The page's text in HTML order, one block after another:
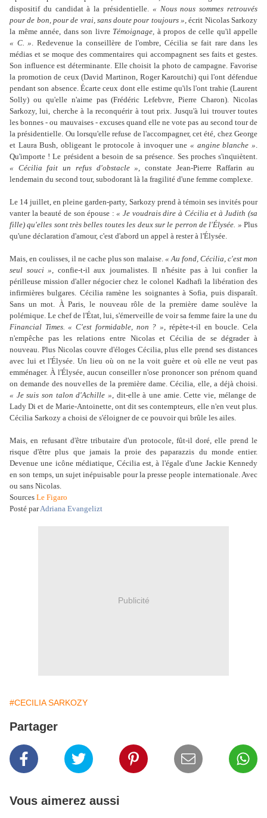
dispositif du candidat à la présidentielle. « Nous nous sommes retrouvés
pour de bon, pour de vrai, sans doute pour toujours », écrit Nicolas Sarkozy
la même année, dans son livre Témoignage, à propos de celle qu'il appelle
« C. » . Redevenue la conseillère de l'ombre, Cécilia se fait rare dans les
médias et se moque des commentaires qui accompagnent ses faits et gestes.
Son influence est déterminante. Elle choisit la photo de campagne. Favorise
la promotion de ceux (David Martinon, Roger Karoutchi) qui l'ont défendue
pendant son absence. Écarte ceux dont elle estime qu'ils l'ont trahie (Laurent
Solly) ou qu'elle n'aime pas (Frédéric Lefebvre, Pierre Charon). Nicolas
Sarkozy, lui, cherche à la reconquérir à tout prix. Jusqu'à lui trouver toutes
les bonnes - ou mauvaises - excuses quand elle ne vote pas au second tour de
la présidentielle. Ou lorsqu'elle refuse de l'accompagner, cet été, chez George
et Laura Bush, obligeant le protocole à invoquer une « angine blanche »
Qu'importe ! Le président a besoin de sa présence. Ses proches s'inquiètent.
« Cécilia fait un refus d'obstacle » , constate Jean-Pierre Raffarin au
lendemain du second tour, subodorant là la fragilité d'une femme complexe.
Le 14 juillet, en pleine garden-party, Sarkozy prend à témoin ses invités pour
vanter la beauté de son épouse :« Je voudrais dire à Cécilia et à Judith (sa
fille) qu'elles sont très belles toutes les deux sur le perron de l'Élysée. » Plus
qu'une déclaration d'amour, c'est d'abord un appel à rester à l'Élysée.
Mais, en coulisses, il ne cache plus son malaise. « Au fond, Cécilia, c'est mon
seul souci », confie-t-il aux journalistes. Il n'hésite pas à lui confier la
périlleuse mission d'aller négocier chez le colonel Kadhafi la libération des
infirmières bulgares. Cécilia ramène les soignantes à Sofia, puis disparaît.
Sans un mot. À Paris, le nouveau rôle de la première dame soulève la
polémique. Le chef de l'État, lui, s'émerveille de voir sa femme faire la une du
Financial Times. « C'est formidable, non ? » , répète-t-il en boucle. Cela
n'empêche pas les relations entre Nicolas et Cécilia de se dégrader à
nouveau. Plus Nicolas couvre d'éloges Cécilia, plus elle prend ses distances
avec lui et l'Élysée. Un lieu où on ne la voit guère et où elle ne veut pas
emménager. À l'Élysée, aucun conseiller n'ose prononcer son prénom quand
on demande des nouvelles de la première dame. Cécilia, elle, a déjà choisi.
« Je suis son talon d'Achille » , dit-elle à une amie. Cette vie, mélange de
Lady Di et de Marie-Antoinette, ont dit ses contempteurs, elle n'en veut plus.
Cécilia Sarkozy a choisi de s'éloigner de ce pouvoir qui brûle les ailes.
Mais, en refusant d'être tributaire d'un protocole, fût-il doré, elle prend le
risque d'être plus que jamais la proie des paparazzis du monde entier.
Devenue une icône médiatique, Cécilia est, à l'égale d'une Jackie Kennedy
en son temps, un sujet inépuisable pour la presse people internationale. Avec
ou sans Nicolas.
Sources Le Figaro
Posté parAdriana Evangelizt
Publicité
#CECILIA SARKOZY
Partager
Vous aimerez aussi